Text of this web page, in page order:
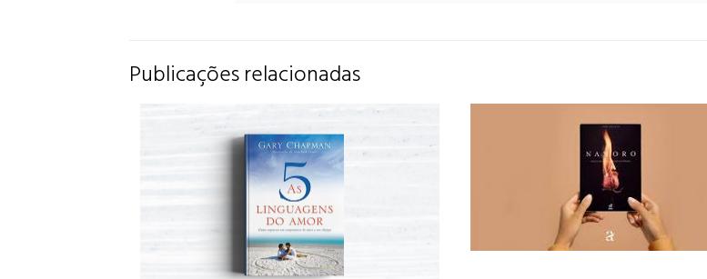
Publicações relacionadas